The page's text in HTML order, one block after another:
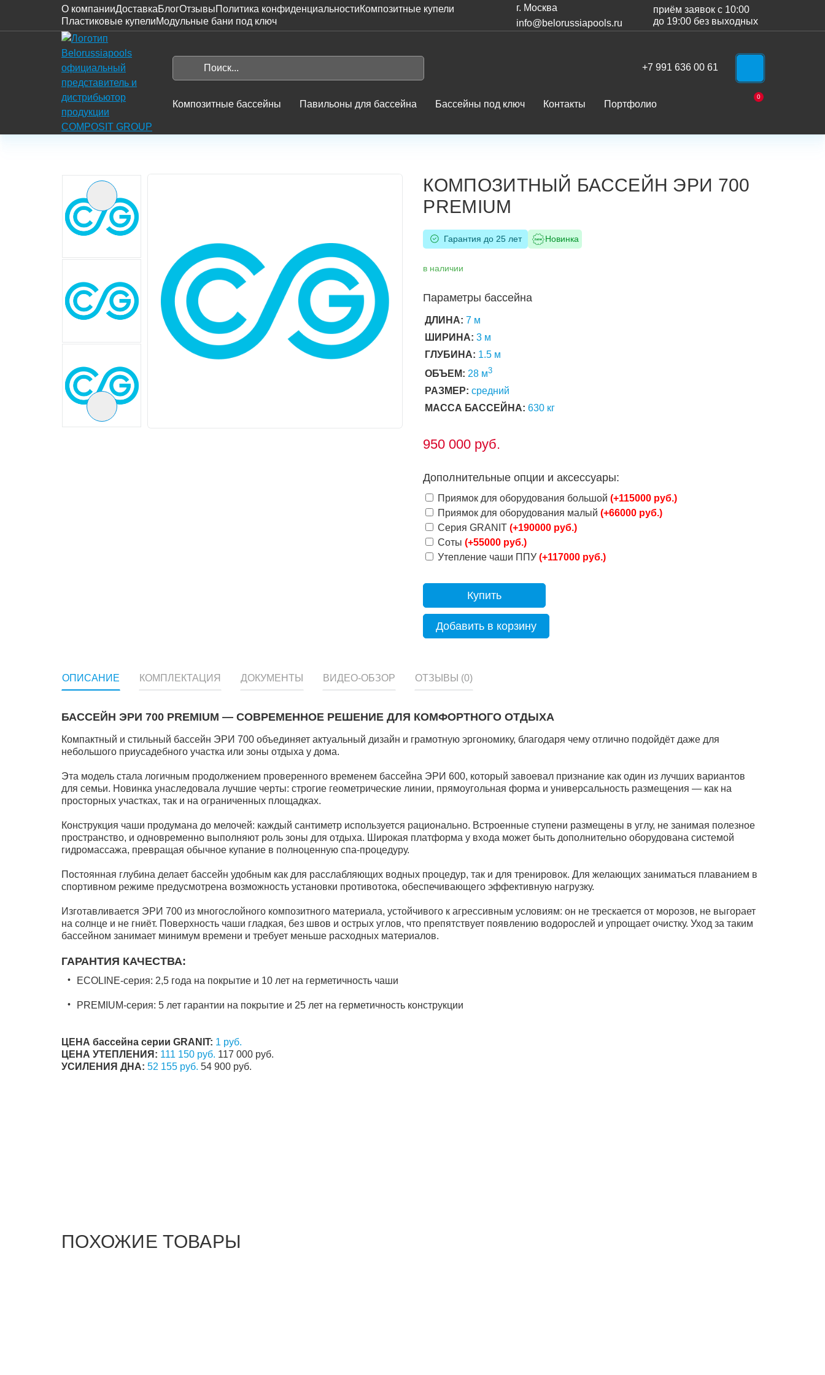
О компанииДоставкаБлогОтзывыПолитика конфиденциальностиКомпозитные купели
Пластиковые купелиМодульные бани под ключ
г. Москва
info@belorussiapools.ru
приём заявок с 10:00
до 19:00 без выходных
На
главную
Поиск...Search
WhatsApp
+7 991 636 00 61
Композитные бассейны Павильоны для бассейна Бассейны под ключ Контакты Портфолио
0
Главная Каталог
КОМПОЗИТНЫЙ БАССЕЙН ЭРИ 700
PREMIUM
Гарантия до 25 лет Новинка
в наличии
Параметры бассейна
ДЛИНА: 7 м
ШИРИНА: 3 м
ГЛУБИНА: 1.5 м
ОБЪЕМ: 28 м3
РАЗМЕР: средний
МАССА БАССЕЙНА: 630 кг
950 000 руб.
Дополнительные опции и аксессуары:
Приямок для оборудования большой(+115000 руб.)
Приямок для оборудования малый(+66000 руб.)
Серия GRANIT(+190000 руб.)
Соты(+55000 руб.)
Утепление чаши ППУ(+117000 руб.)
Купить
Добавить в корзину
Предыдущий слайд
Следующий слайд
ОПИСАНИЕ КОМПЛЕКТАЦИЯ ДОКУМЕНТЫ ВИДЕО-ОБЗОР ОТЗЫВЫ (0)
БАССЕЙН ЭРИ 700 PREMIUM — СОВРЕМЕННОЕ РЕШЕНИЕ ДЛЯ КОМФОРТНОГО ОТДЫХА
Компактный и стильный бассейн ЭРИ 700 объединяет актуальный дизайн и грамотную эргономику, благодаря чему отлично подойдёт даже для
небольшого приусадебного участка или зоны отдыха у дома.
Эта модель стала логичным продолжением проверенного временем бассейна ЭРИ 600, который завоевал признание как один из лучших вариантов
для семьи. Новинка унаследовала лучшие черты: строгие геометрические линии, прямоугольная форма и универсальность размещения — как на
просторных участках, так и на ограниченных площадках.
Конструкция чаши продумана до мелочей: каждый сантиметр используется рационально. Встроенные ступени размещены в углу, не занимая полезное
пространство, и одновременно выполняют роль зоны для отдыха. Широкая платформа у входа может быть дополнительно оборудована системой
гидромассажа, превращая обычное купание в полноценную спа-процедуру.
Постоянная глубина делает бассейн удобным как для расслабляющих водных процедур, так и для тренировок. Для желающих заниматься плаванием в
спортивном режиме предусмотрена возможность установки противотока, обеспечивающего эффективную нагрузку.
Изготавливается ЭРИ 700 из многослойного композитного материала, устойчивого к агрессивным условиям: он не трескается от морозов, не выгорает
на солнце и не гниёт. Поверхность чаши гладкая, без швов и острых углов, что препятствует появлению водорослей и упрощает очистку. Уход за таким
бассейном занимает минимум времени и требует меньше расходных материалов.
ГАРАНТИЯ КАЧЕСТВА:
ECOLINE-серия: 2,5 года на покрытие и 10 лет на герметичность чаши
PREMIUM-серия: 5 лет гарантии на покрытие и 25 лет на герметичность конструкции
ЦЕНА бассейна серии GRANIT: 1 руб.
ЦЕНА УТЕПЛЕНИЯ: 111 150 руб. 117 000 руб.
УСИЛЕНИЯ ДНА: 52 155 руб. 54 900 руб.
ПОХОЖИЕ ТОВАРЫ